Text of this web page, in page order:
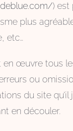
) est
plus
etc…
en œuvre tous
ou
du site
en découler.